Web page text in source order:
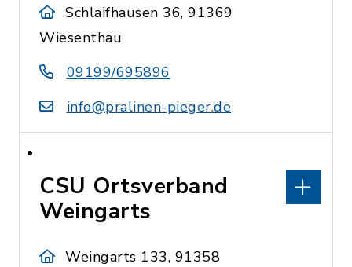
Schlaifhausen 36, 91369
Wiesenthau
09199/695896
info@pralinen-pieger.de
CSU Ortsverband
Weingarts
Weingarts 133, 91358